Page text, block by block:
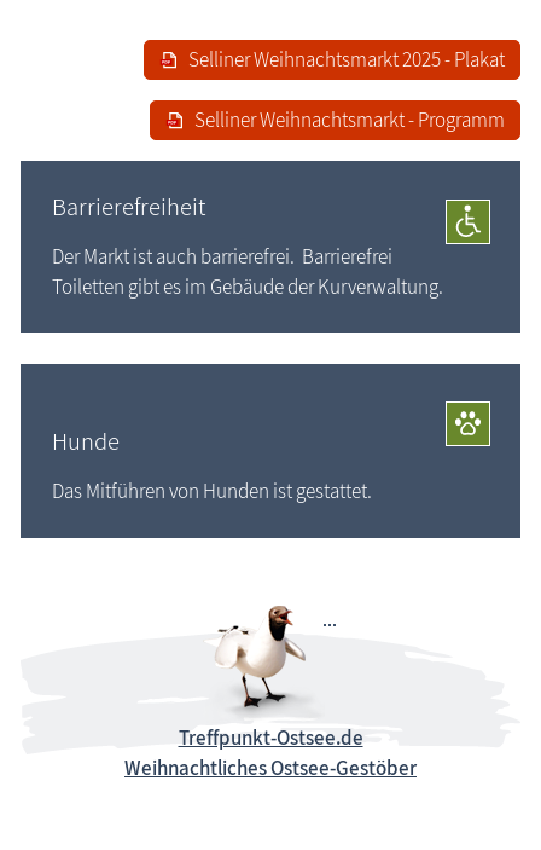
Selliner Weihnachtsmarkt 2025 - Plakat
Selliner Weihnachtsmarkt - Programm
Barrierefreiheit
Der Markt ist auch barrierefrei. Barrierefrei
Toiletten gibt es im Gebäude der Kurverwaltung.
Hunde
Das Mitführen von Hunden ist gestattet.
Treffpunkt-Ostsee.de
Weihnachtliches Ostsee-Gestöber